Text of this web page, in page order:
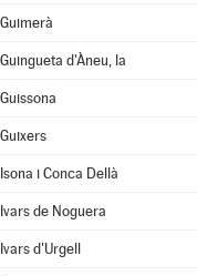
Guimerà
Guingueta d'Àneu, la
Guissona
Guixers
Isona i Conca Dellà
Ivars de Noguera
Ivars d'Urgell